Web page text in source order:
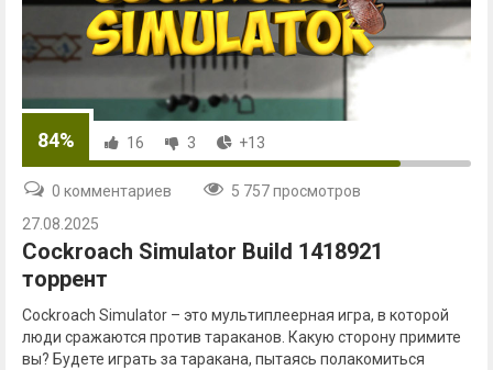
84% 16 3 +13
0 комментариев
5 757 просмотров
27.08.2025
Cockroach Simulator Build 1418921
торрент
Cockroach Simulator – это мультиплеерная игра, в которой
люди сражаются против тараканов. Какую сторону примите
вы? Будете играть за таракана, пытаясь полакомиться